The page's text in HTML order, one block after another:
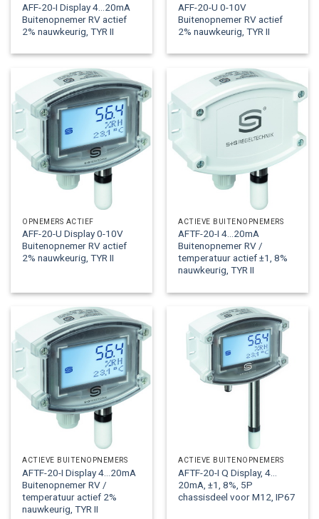
AFF-20-I Display 4…20mA
Buitenopnemer RV actief
2% nauwkeurig, TYR II
AFF-20-U 0-10V
Buitenopnemer RV actief
2% nauwkeurig, TYR II
OPNEMERS ACTIEF
AFF-20-U Display 0-10V
Buitenopnemer RV actief
2% nauwkeurig, TYR II
ACTIEVE BUITENOPNEMERS
AFTF-20-I 4…20mA
Buitenopnemer RV /
temperatuur actief ±1, 8%
nauwkeurig, TYR II
ACTIEVE BUITENOPNEMERS
AFTF-20-I Display 4…20mA
Buitenopnemer RV /
temperatuur actief 2%
nauwkeurig, TYR II
ACTIEVE BUITENOPNEMERS
AFTF-20-I Q Display, 4…
20mA, ±1, 8%, 5P
chassisdeel voor M12, IP67